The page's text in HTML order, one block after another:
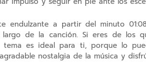
endulzante a partir del minuto
de la canción. Si eres de los
es ideal para ti, porque lo
nostalgia de la música y